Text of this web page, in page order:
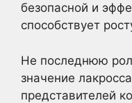
безопасной и
способствует
Не последнюю
значение
представителей